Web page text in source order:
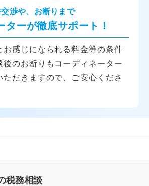
渉や、お断りまで
ターが徹底サポート！
お感じになられる料金等の条件
後のお断りもコーディネーター
ただきますので、ご安心くださ
税務相談